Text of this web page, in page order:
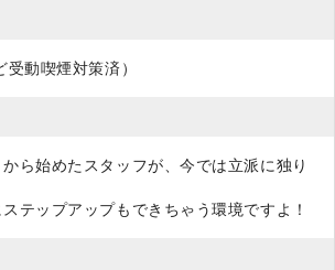
動喫煙対策済）
から始めたスタッフが、今では立派に独り
テップアップもできちゃう環境ですよ！